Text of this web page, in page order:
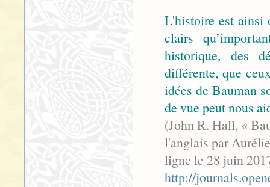
L'histoire est ainsi
clairs
historique, des
différente, que
idées de Bauman
de vue peut nous
(John R. Hall, «
l'anglais par
ligne le 28 juin
http://